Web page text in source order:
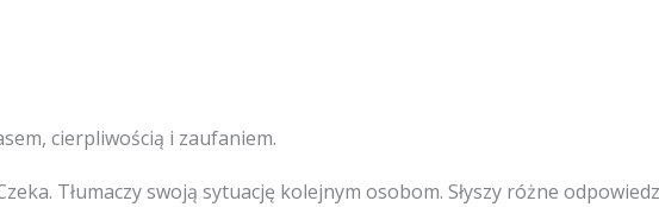
cierpliwością i zaufaniem.
Tłumaczy swoją sytuację kolejnym osobom. Słyszy różne